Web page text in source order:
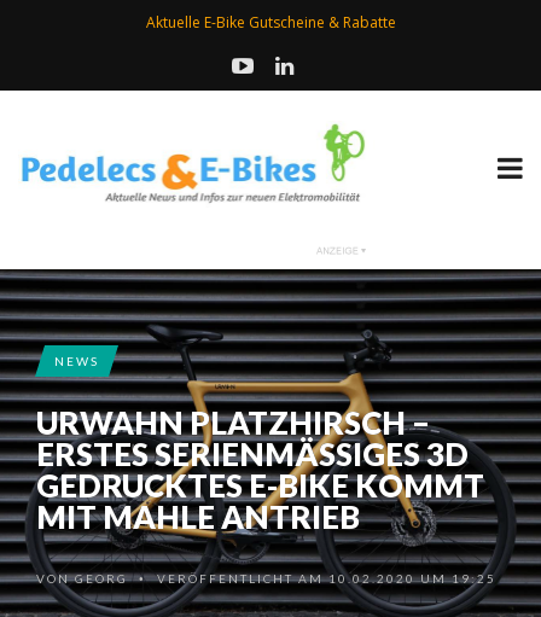
Aktuelle E-Bike Gutscheine & Rabatte
NEWS
URWAHN PLATZHIRSCH –
ERSTES SERIENMÄSSIGES 3D G
EDRUCKTES E-BIKE KOMMT M
IT MAHLE ANTRIEB
VONGEORG •VERÖFFENTLICHT AM 10.02.2020 UM 19:25